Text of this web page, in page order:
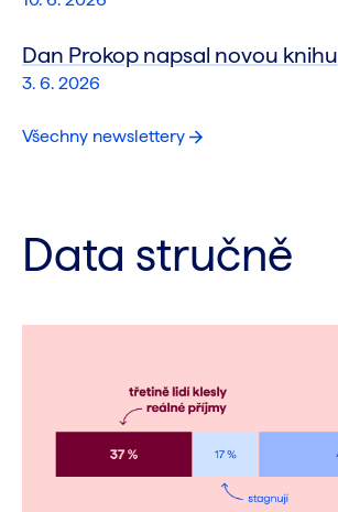
3. 6. 2026
Dan Prokop napsal novou knihu
Všechny newslettery
Data stručně